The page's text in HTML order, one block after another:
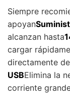
Siempre
apoyan
alcanzan hasta
cargar
directamente
USBElimina la
corriente